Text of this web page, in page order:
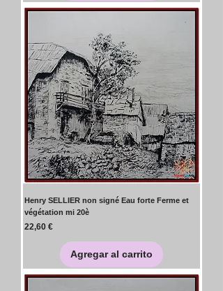
Henry SELLIER non signé Eau forte Ferme et
végétation mi 20è
Precio
22,60 €
Agregar al carrito